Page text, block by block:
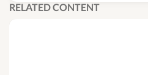
RELATED CONTENT